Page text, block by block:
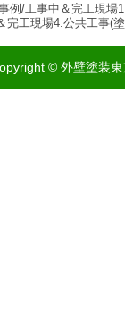
例/工事中＆完工現場
完工現場4.公共工事(
© 外壁塗装